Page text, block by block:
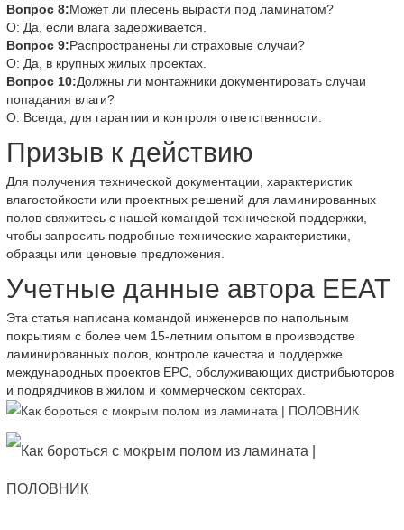
Вопрос 8:Может ли плесень вырасти под ламинатом?
О: Да, если влага задерживается.
Вопрос 9:Распространены ли страховые случаи?
О: Да, в крупных жилых проектах.
Вопрос 10:Должны ли монтажники документировать случаи
попадания влаги?
О: Всегда, для гарантии и контроля ответственности.
Призыв к действию
Для получения технической документации, характеристик
влагостойкости или проектных решений для ламинированных
полов свяжитесь с нашей командой технической поддержки,
чтобы запросить подробные технические характеристики,
образцы или ценовые предложения.
Учетные данные автора EEAT
Эта статья написана командой инженеров по напольным
покрытиям с более чем 15-летним опытом в производстве
ламинированных полов, контроле качества и поддержке
международных проектов EPC, обслуживающих дистрибьюторов
и подрядчиков в жилом и коммерческом секторах.